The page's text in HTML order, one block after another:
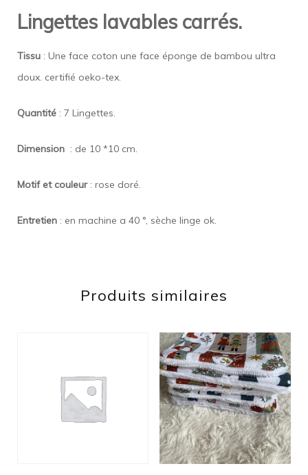
Lingettes lavables carrés.
Tissu : Une face coton une face éponge de bambou ultra
doux. certifié oeko-tex.
Quantité : 7 Lingettes.
Dimension : de 10 *10 cm.
Motif et couleur: rose doré.
Entretien : en machine a 40 °, sèche linge ok.
Produits similaires